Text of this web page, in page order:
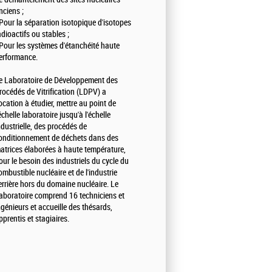
;
la séparation isotopique d'isotopes
ou stables ;
les systèmes d'étanchéité haute
Laboratoire de Développement des
de Vitrification (LDPV) a
à étudier, mettre au point de
laboratoire jusqu'à l'échelle
des procédés de
de déchets dans des
élaborées à haute température,
le besoin des industriels du cycle du
nucléaire et de l'industrie
hors du domaine nucléaire. Le
comprend 16 techniciens et
et accueille des thésards,
et stagiaires.